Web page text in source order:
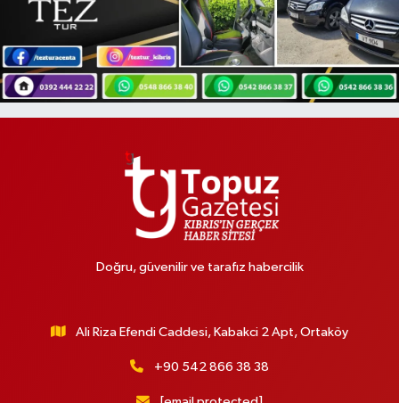
Doğru, güvenilir ve tarafız habercilik
Ali Riza Efendi Caddesi, Kabakci 2 Apt, Ortaköy
+90 542 866 38 38